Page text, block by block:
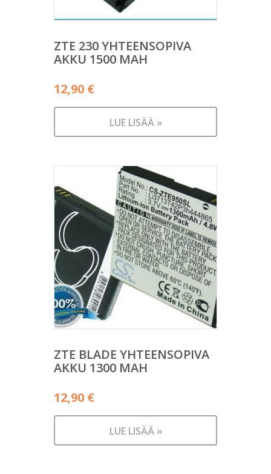
ZTE 230 YHTEENSOPIVA
AKKU 1500 MAH
12,90 €
LUE LISÄÄ »
ZTE BLADE YHTEENSOPIVA
AKKU 1300 MAH
12,90 €
LUE LISÄÄ »